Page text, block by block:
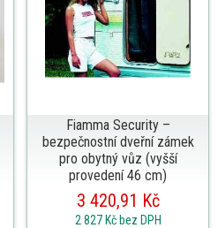
Fiamma Security –
bezpečnostní dveřní zámek
pro obytný vůz (vyšší
provedení 46 cm)
3 420,91 Kč
2 827 Kč bez DPH